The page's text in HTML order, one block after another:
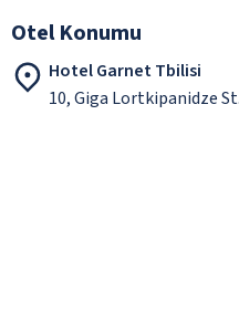
Otel Konumu
Hotel Garnet Tbilisi
10, Giga Lortkipanidze